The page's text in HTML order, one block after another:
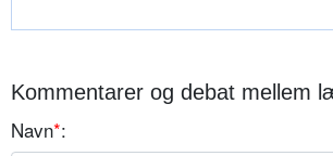
Kommentarer og debat mellem
Navn*: